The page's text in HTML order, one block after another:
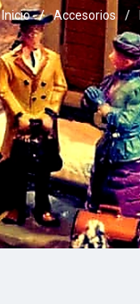
Inicio / Accesorios /